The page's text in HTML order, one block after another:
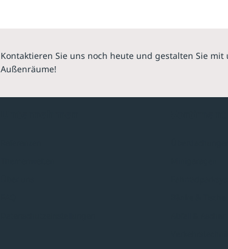
Kontaktieren Sie uns noch heute und gestalten Sie
Außenräume!